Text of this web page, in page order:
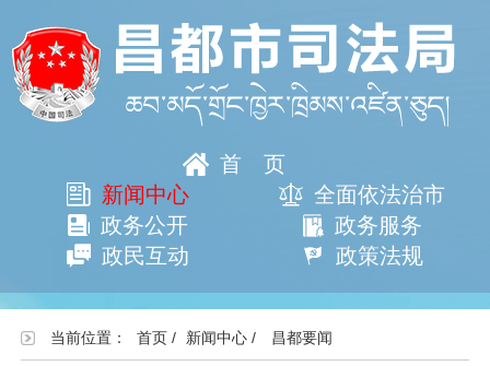
首页
新闻中心
全面依法治市
政务公开
政务服务
政民互动
政策法规
当前位置： 首页/ 新闻中心/ 昌都要闻